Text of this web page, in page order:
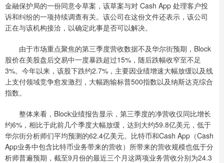
金融保护局的一份同意令草案，该草案与对 Cash App 处理客户投
诉和纠纷的一项持续调查有关。该公司在这份文件还表示，该公司
正在与该机构接洽，以确定此事是否可以解决。
由于市场重点聚焦的第三季度营收数据不及华尔街预期，Block
股价在美股盘后交易中一度暴跌超过15%，随后跌幅收窄至不足
3%。今年以来，该股下跌约2.7%，主要因业绩增速大幅放缓以及线
上支付领域竞争愈发激烈，大幅跑输标普500指数以及纳斯达克综合
指数。
整体来看，Block业绩报告显示，第三季度的净营收仅同比增长
约6%，相比于此前几个季度大幅放缓，达到大约59.8亿美元，低于
华尔街分析师们平均预测的62.4亿美元。比特币和Cash App（Cash
App业务中包含比特币业务带来的营收）所带来的营收规模也低于分
析师普遍预期，截至9月份的最近三个月这两项业务营收分别为24.3